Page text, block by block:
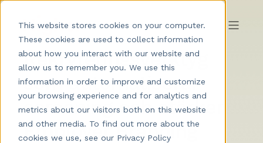
This website stores cookies on your computer.
These cookies are used to collect information
about how you interact with our website and
allow us to remember you. We use this
information in order to improve and customize
your browsing experience and for analytics and
metrics about our visitors both on this website
and other media. To find out more about the
cookies we use, see our Privacy Policy
Rekryteringsverktyg
som automatiserar
screening och stärker
Employer Branding